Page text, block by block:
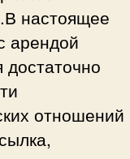
настоящее
арендой
отношений